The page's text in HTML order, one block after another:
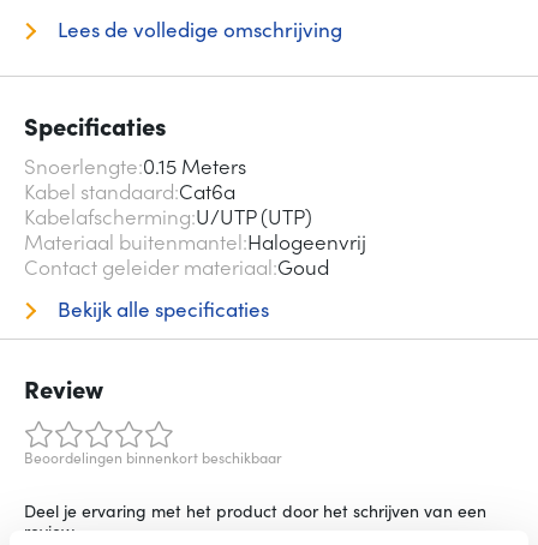
Lees de volledige omschrijving
Specificaties
Snoerlengte 0.15 Meters
Kabel standaard Cat6a
Kabelafscherming U/UTP (UTP)
Materiaal buitenmantel Halogeenvrij
Contact geleider materiaal Goud
Bekijk alle specificaties
Review
Beoordelingen binnenkort beschikbaar
Deel je ervaring met het product door het schrijven van een
review.